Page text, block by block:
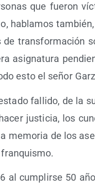
que fue­ron
habla­mos
de trans­for­ma­ción
asig­na­tu­ra
esto el señor
falli­do, de la
jus­ti­cia, los
memo­ria de los
al cum­plir­se 50